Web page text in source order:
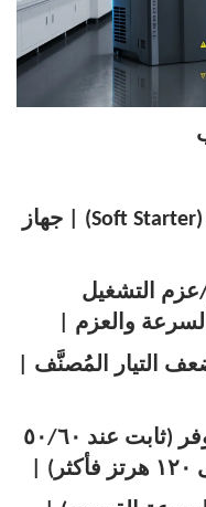
| الميزة | مبدئ تشغيل لطيف (Soft Starter) | جهاز
التشغيل
والعزم |
التشغيل الابتدائي | ٣٤ ضعف التيار المُصنَّف |
| التحكم في السرعة | غير متوفر (ثابت عند ٥٠/٦٠